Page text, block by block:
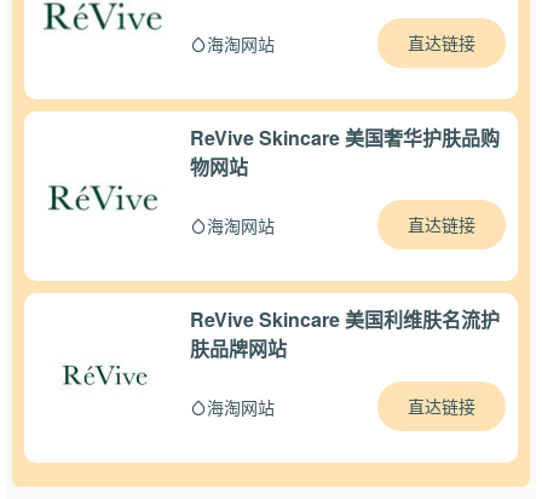
海淘网站 直达链接
ReVive Skincare 美国奢华护肤品购
物网站
海淘网站 直达链接
ReVive Skincare 美国利维肤名流护
肤品牌网站
海淘网站 直达链接